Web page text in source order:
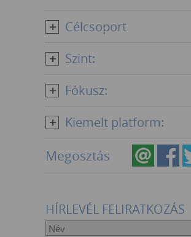
Célcsoport
Szint:
Fókusz:
Kiemelt platform:
Megosztás
HÍRLEVÉL FELIRATKOZÁS